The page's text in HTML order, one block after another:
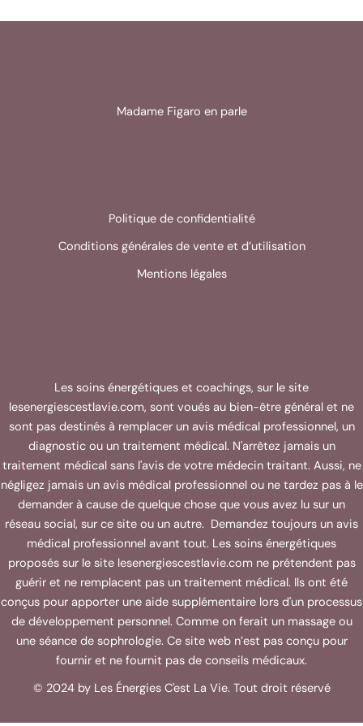
Madame Figaro en parle
Politique de confidentialité
Conditions générales de vente et d’utilisation
Mentions légales
Les soins énergétiques et coachings, sur le site
lesenergiescestlavie.com, sont voués au bien-être général et ne
sont pas destinés à remplacer un avis médical professionnel, un
diagnostic ou un traitement médical. N'arrêtez jamais un
traitement médical sans l'avis de votre médecin traitant. Aussi, ne
négligez jamais un avis médical professionnel ou ne tardez pas à le
demander à cause de quelque chose que vous avez lu sur un
réseau social, sur ce site ou un autre. Demandez toujours un avis
médical professionnel avant tout. Les soins énergétiques
proposés sur le site lesenergiescestlavie.com ne prétendent pas
guérir et ne remplacent pas un traitement médical. Ils ont été
conçus pour apporter une aide supplémentaire lors d'un processus
de développement personnel. Comme on ferait un massage ou
une séance de sophrologie. Ce site web n’est pas conçu pour
fournir et ne fournit pas de conseils médicaux.
© 2024 by Les Énergies C'est La Vie. Tout droit réservé